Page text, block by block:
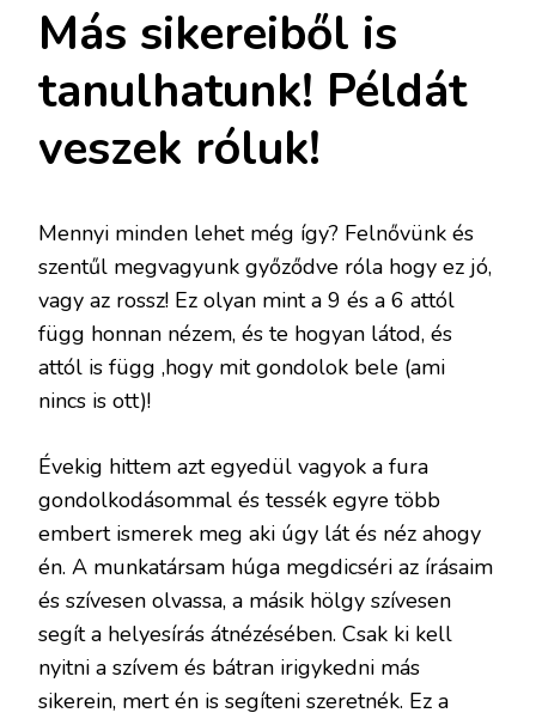
Más sikereiből is
tanulhatunk! Példát
veszek róluk!
Mennyi minden lehet még így? Felnővünk és
szentűl megvagyunk győződve róla hogy ez jó,
vagy az rossz! Ez olyan mint a 9 és a 6 attól
függ honnan nézem, és te hogyan látod, és
attól is függ ,hogy mit gondolok bele (ami
nincs is ott)!
Évekig hittem azt egyedül vagyok a fura
gondolkodásommal és tessék egyre több
embert ismerek meg aki úgy lát és néz ahogy
én. A munkatársam húga megdicséri az írásaim
és szívesen olvassa, a másik hölgy szívesen
segít a helyesírás átnézésében. Csak ki kell
nyitni a szívem és bátran irigykedni más
sikerein, mert én is segíteni szeretnék. Ez a